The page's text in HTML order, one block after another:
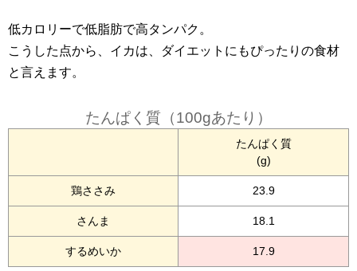
低カロリーで低脂肪で高タンパク。
こうした点から、イカは、ダイエットにもぴったりの食材
と言えます。
たんぱく質（100gあたり）
たんぱく質
(g)
鶏ささみ 23.9
さんま 18.1
するめいか 17.9